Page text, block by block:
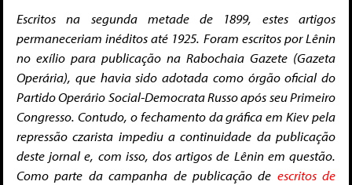
Escritos na segunda metade de 1899, estes artigos
permaneceriam inéditos até 1925. Foram escritos por Lênin
no exílio para publicação na Rabochaia Gazete (Gazeta
Operária), que havia sido adotada como órgão oficial do
Partido Operário Social-Democrata Russo após seu Primeiro
Congresso. Contudo, o fechamento da gráfica em Kiev pela
repressão czarista impediu a continuidade da publicação
deste jornal e, com isso, dos artigos de Lênin em questão.
Como parte da campanha de publicação de escritos de